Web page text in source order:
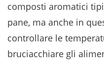
composti aromatici
pane, ma anche in
controllare le
bruciacchiare gli